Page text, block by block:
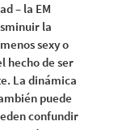
– la EM
la
sexy o
hecho de ser
La dinámica
puede
confundir